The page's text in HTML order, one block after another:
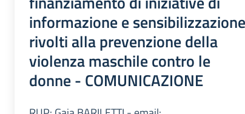
informazione e sensibilizzazione
rivolti alla prevenzione della
violenza maschile contro le
donne - COMUNICAZIONE